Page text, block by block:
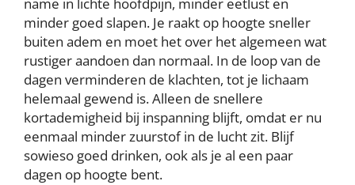
name in lichte hoofdpijn, minder eetlust en
minder goed slapen. Je raakt op hoogte sneller
buiten adem en moet het over het algemeen wat
rustiger aandoen dan normaal. In de loop van de
dagen verminderen de klachten, tot je lichaam
helemaal gewend is. Alleen de snellere
kortademigheid bij inspanning blijft, omdat er nu
eenmaal minder zuurstof in de lucht zit. Blijf
sowieso goed drinken, ook als je al een paar
dagen op hoogte bent.